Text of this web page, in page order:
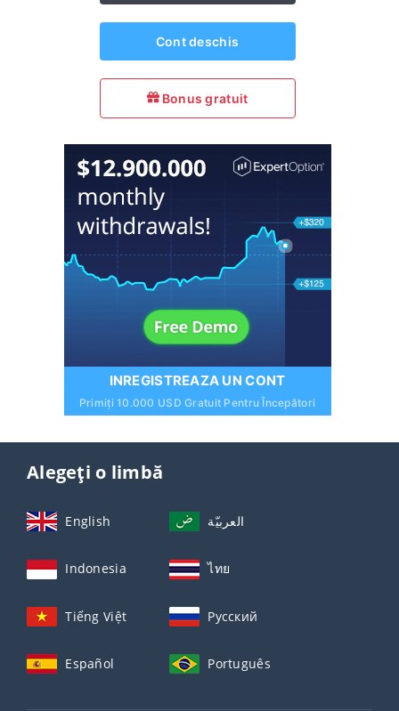
Cont deschis
Bonus gratuit
INREGISTREAZA UN CONT
Primiți 10.000 USD Gratuit Pentru Începători
Alegeți o limbă
English العربيّة
Indonesia ไทย
Tiếng Việt Русский
Español Português